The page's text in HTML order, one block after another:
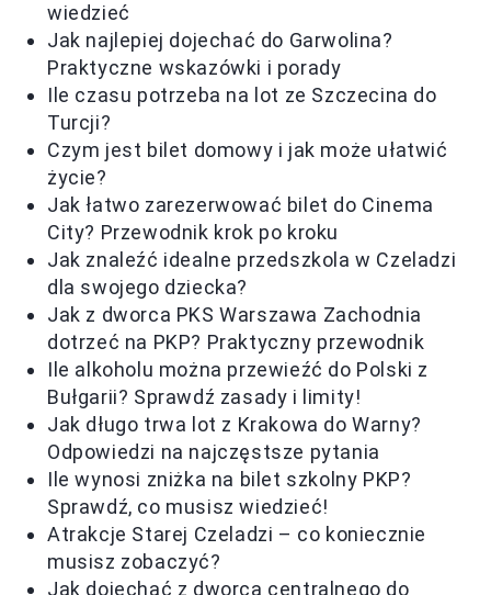
wiedzieć
Jak najlepiej dojechać do Garwolina?
Praktyczne wskazówki i porady
Ile czasu potrzeba na lot ze Szczecina do
Turcji?
Czym jest bilet domowy i jak może ułatwić
życie?
Jak łatwo zarezerwować bilet do Cinema
City? Przewodnik krok po kroku
Jak znaleźć idealne przedszkola w Czeladzi
dla swojego dziecka?
Jak z dworca PKS Warszawa Zachodnia
dotrzeć na PKP? Praktyczny przewodnik
Ile alkoholu można przewieźć do Polski z
Bułgarii? Sprawdź zasady i limity!
Jak długo trwa lot z Krakowa do Warny?
Odpowiedzi na najczęstsze pytania
Ile wynosi zniżka na bilet szkolny PKP?
Sprawdź, co musisz wiedzieć!
Atrakcje Starej Czeladzi – co koniecznie
musisz zobaczyć?
Jak dojechać z dworca centralnego do